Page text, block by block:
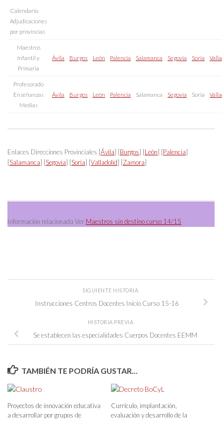
Calendario
Adjudicaciones
por provincias
Maestros
Infantil y
Primaria
Ávila Burgos León Palencia Salamanca Segovia Soria
Profesorado
Enseñanzas
Medias
Ávila Burgos León Palencia Salamanca Segovia Soria
Enlaces Direcciones Provinciales [Ávila] [Burgos] [León] [Palencia]
[Salamanca] [Segovia] [Soria] [Valladolid] [Zamora]
Información relacionada Ver Maestros sin destino curso 14/15
SIGUIENTE HISTORIA
Instrucciones Centros Docentes Inicio Curso 15-16
HISTORIA PREVIA
Se establecen las especialidades Cuerpos Docentes EEMM
TAMBIÉN TE PODRÍA GUSTAR...
Proyectos de innovación educativa
a desarrollar por grupos de
Currículo, implantación,
evaluación y desarrollo de la